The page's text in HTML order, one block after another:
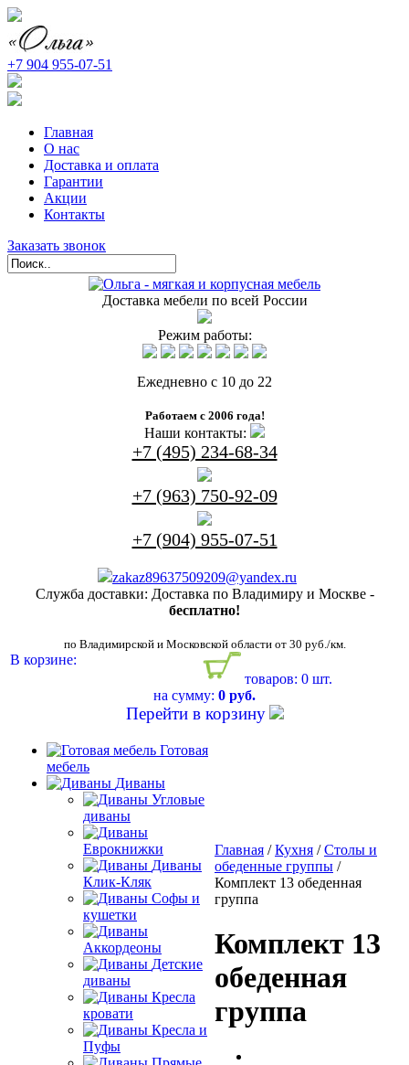
+7 904 955-07-51
Главная
О нас
Доставка и оплата
Гарантии
Акции
Контакты
Заказать звонок
Доставка мебели по всей России
Режим работы:
Ежедневно с 10 до 22
Работаем с 2006 года!
Наши контакты:
+7 (495) 234-68-34
+7 (963) 750-92-09
+7 (904) 955-07-51
zakaz89637509209@yandex.ru
Служба доставки: Доставка по Владимиру и Москве -
бесплатно!
по Владимирской и Московской области от 30 руб./км.
В корзине:
товаров: 0 шт.
на сумму: 0 руб.
Перейти в корзину
Готовая
мебель
Диваны
Угловые
диваны
Еврокнижки
Диваны
Клик-Кляк
Софы и
кушетки
Аккордеоны
Детские
диваны
Кресла
кровати
Кресла и
Пуфы
Главная /Кухня /Столы и
обеденные группы /
Комплект 13 обеденная
группа
Комплект 13
обеденная
группа